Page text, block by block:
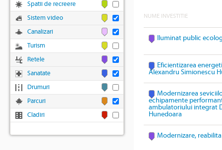
NUME INVESTITIE
Iluminat public
Eficientizarea
Alexandru Simionescu
Modernizarea
echipamente
ambulatoriului integrat
Hunedoara
Modernizare,
Spatii de recreere
Sistem video
Canalizari
Turism
Retele
Sanatate
Drumuri
Parcuri
Cladiri